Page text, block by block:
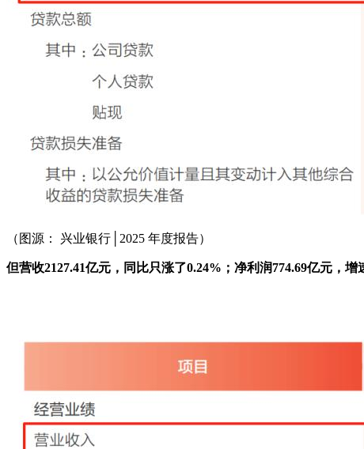
（图源： 兴业银行│2025 年度报告）
但营收2127.41亿元，同比只涨了0.24%；净利润774.69亿元，增